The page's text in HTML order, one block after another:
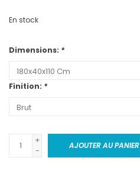
En stock
Dimensions: *
Finition: *
+
-
AJOUTER AU PANIER